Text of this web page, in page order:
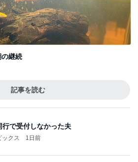
継続
記事を読む
行で受付しなかった夫
クス 1日前